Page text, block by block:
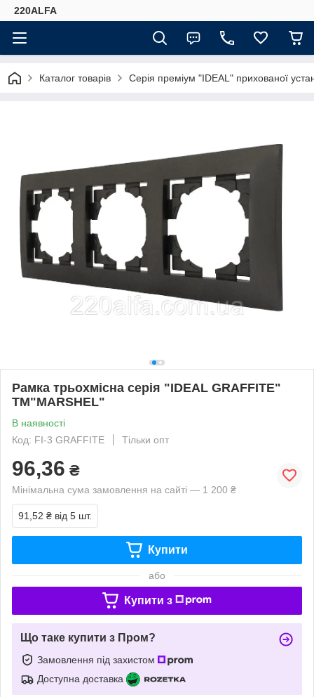
220ALFA
Каталог товарів Серія преміум "IDEAL" прихованої
Рамка трьохмісна серія "IDEAL GRAFFITE"
ТМ"MARSHEL"
В наявності
Код: FI-3 GRAFFITE
Тільки опт
96,36 ₴
Мінімальна сума замовлення на сайті — 1 200 ₴
91,52 ₴ від 5 шт.
Купити
або
Купити з
Що таке купити з Пром?
Замовлення під захистом
Доступна доставка